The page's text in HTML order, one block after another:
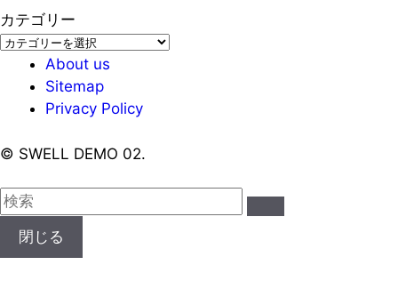
カテゴリー
カ
About us
Sitemap
Privacy Policy
© SWELL DEMO 02.
閉じる